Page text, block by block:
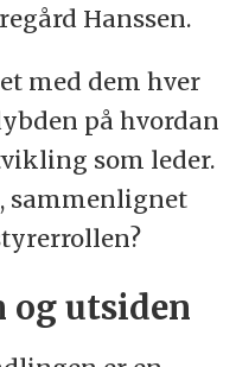
Hanssen.
med dem hver
på hvordan
som leder.
sammenlignet
og utsiden